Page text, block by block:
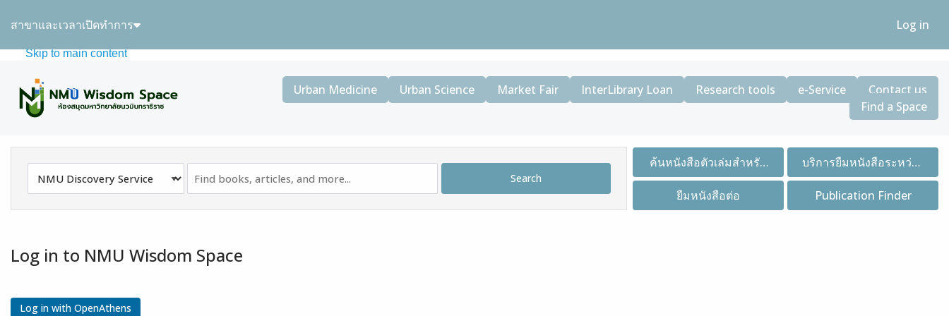
Skip to main navigation
Skip to main content
สาขาและเวลาเปิดทำการ Log in
Urban Medicine Urban Science Market Fair InterLibrary Loan Research tools e-Service
Contact us
Find a Space
Type
Discovery
ค้นหนังสือตัวเล่มสำหรับ
ยืมคืน
บริการยืมหนังสือระหว่าง
ห้องสมุด
ยืมหนังสือต่อ Publication Finder
Log in to NMU Wisdom Space